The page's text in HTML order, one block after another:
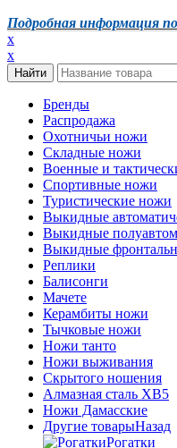
Подробная информация
x
x
Бренды
Распродажа
Охотничьи ножи
Складные ножи
Военные и
Спортивные ножи
Туристические ножи
Выкидные
Выкидные
Выкидные
Реплики
Балисонги
Мачете
Керамбиты ножи
Тычковые ножи
Ножи танто
Ножи выживания
Скрытого ношения
Алмазная сталь ХВ5
Ножи Дамасские
Другие товарыНазад
Рогатки